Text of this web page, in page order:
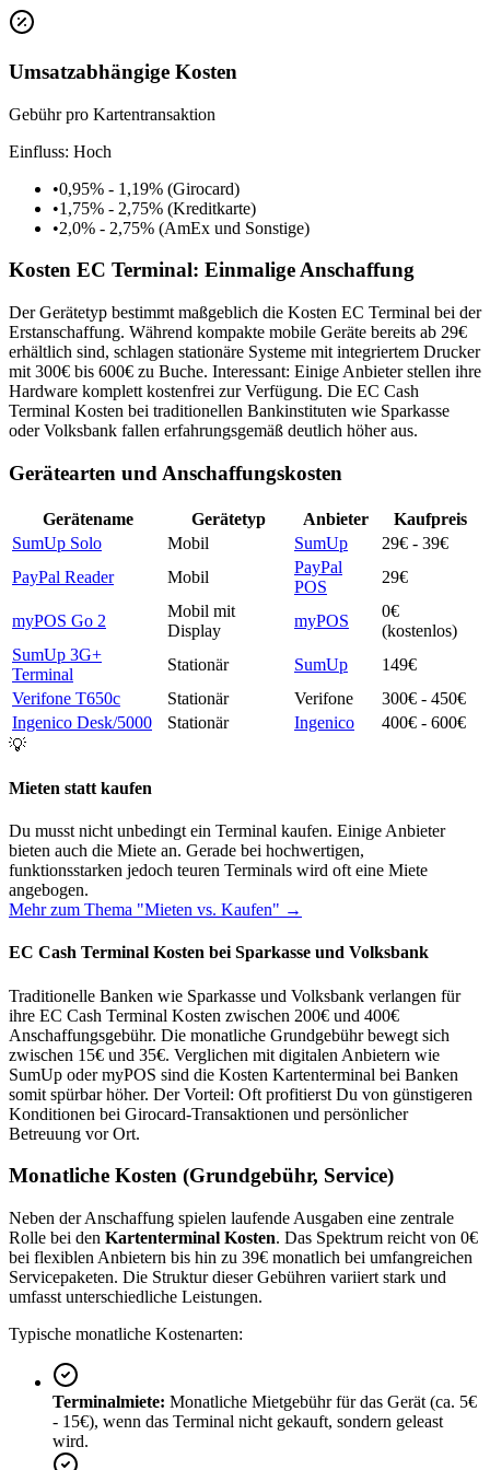
Umsatzabhängige Kosten
Gebühr pro Kartentransaktion
Einfluss: Hoch
•0,95% - 1,19% (Girocard)
•1,75% - 2,75% (Kreditkarte)
•2,0% - 2,75% (AmEx und Sonstige)
Kosten EC Terminal: Einmalige Anschaffung
Der Gerätetyp bestimmt maßgeblich die Kosten EC Terminal bei der
Erstanschaffung. Während kompakte mobile Geräte bereits ab 29€
erhältlich sind, schlagen stationäre Systeme mit integriertem Drucker
mit 300€ bis 600€ zu Buche. Interessant: Einige Anbieter stellen ihre
Hardware komplett kostenfrei zur Verfügung. Die EC Cash
Terminal Kosten bei traditionellen Bankinstituten wie Sparkasse
oder Volksbank fallen erfahrungsgemäß deutlich höher aus.
Gerätearten und Anschaffungskosten
Gerätename Gerätetyp Anbieter
Kaufpreis
SumUp Solo
Mobil SumUp
29€ - 39€
PayPal Reader
Mobil
PayPal
POS
29€
myPOS Go 2
Mobil mit
Display
myPOS
0€
(kostenlos)
SumUp 3G+
Terminal
Stationär SumUp
149€
Verifone T650c
Stationär Verifone
300€ - 450€
Ingenico Desk/5000
Stationär Ingenico
400€ - 600€
💡
Mieten statt kaufen
Du musst nicht unbedingt ein Terminal kaufen. Einige Anbieter
bieten auch die Miete an. Gerade bei hochwertigen,
funktionsstarken jedoch teuren Terminals wird oft eine Miete
angebogen.
Mehr zum Thema "Mieten vs. Kaufen" →
EC Cash Terminal Kosten bei Sparkasse und Volksbank
Traditionelle Banken wie Sparkasse und Volksbank verlangen für
ihre EC Cash Terminal Kosten zwischen 200€ und 400€
Anschaffungsgebühr. Die monatliche Grundgebühr bewegt sich
zwischen 15€ und 35€. Verglichen mit digitalen Anbietern wie
SumUp oder myPOS sind die Kosten Kartenterminal bei Banken
somit spürbar höher. Der Vorteil: Oft profitierst Du von günstigeren
Konditionen bei Girocard-Transaktionen und persönlicher
Betreuung vor Ort.
Monatliche Kosten (Grundgebühr, Service)
Neben der Anschaffung spielen laufende Ausgaben eine zentrale
Rolle bei den Kartenterminal Kosten. Das Spektrum reicht von 0€
bei flexiblen Anbietern bis hin zu 39€ monatlich bei umfangreichen
Servicepaketen. Die Struktur dieser Gebühren variiert stark und
umfasst unterschiedliche Leistungen.
Typische monatliche Kostenarten:
Terminalmiete: Monatliche Mietgebühr für das Gerät (ca. 5€
- 15€), wenn das Terminal nicht gekauft, sondern geleast
wird.